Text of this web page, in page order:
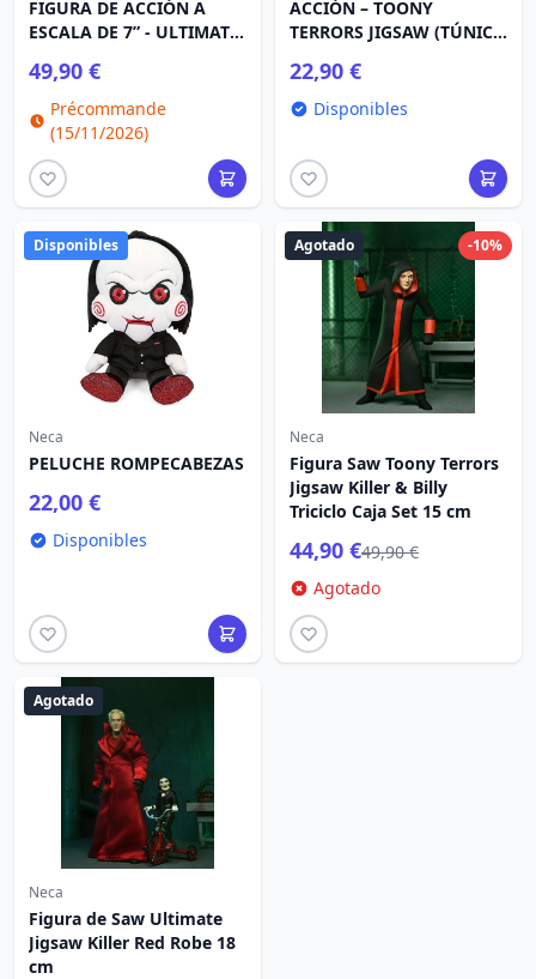
FIGURA DE ACCIÓN A
ESCALA DE 7” - ULTIMATE
NEGRA)
49,90 €
Précommande
(15/11/2026)
ACCIÓN – TOONY
TERRORS JIGSAW (TÚNICA
22,90 €
Disponibles
Disponibles
Neca
PELUCHE ROMPECABEZAS
22,00 €
Disponibles
-10%
Agotado
Neca
Figura Saw Toony Terrors
Jigsaw Killer & Billy
Triciclo Caja Set 15 cm
44,90 €49,90 €
Agotado
Agotado
Neca
Figura de Saw Ultimate
Jigsaw Killer Red Robe 18
cm